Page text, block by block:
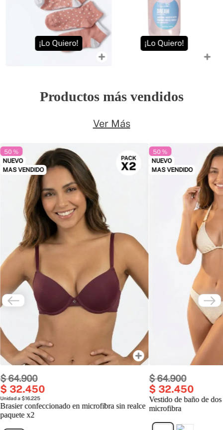
¡Lo Quiero! ¡Lo Quiero!
Productos más vendidos
Ver Más
50 %
NUEVO
MAS VENDIDO
$64.900
$ 32.450
Unidad a $16.225
Brasier confeccionado en microfibra sin realce
paquete x2
50 %
NUEVO
MAS VENDIDO
$64.900
$ 32.450
Vestido de baño de
microfibra